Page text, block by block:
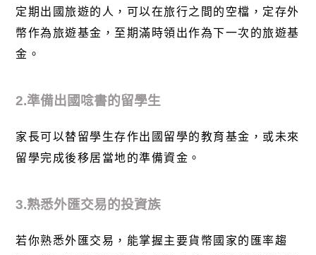
定期出國旅遊的人，可以在旅行之間的空檔，定存外
幣作為旅遊基金，至期滿時領出作為下一次的旅遊基
金。
2.準備出國唸書的留學生
家長可以替留學生存作出國留學的教育基金，或未來
留學完成後移居當地的準備資金。
3.熟悉外匯交易的投資族
若你熟悉外匯交易，能掌握主要貨幣國家的匯率趨